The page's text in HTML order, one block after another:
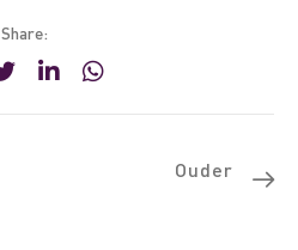
Share:
Ouder